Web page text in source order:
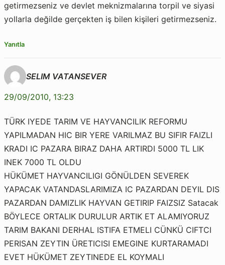
getirmezseniz ve devlet meknizmalarına torpil ve siyasi
yollarla değilde gerçekten iş bilen kişileri getirmezseniz.
Yanıtla
SELIM VATANSEVER
29/09/2010, 13:23
TÜRK IYEDE TARIM VE HAYVANCILIK REFORMU
YAPILMADAN HIC BIR YERE VARILMAZ BU SIFIR FAIZLI
KRADI IC PAZARA BIRAZ DAHA ARTIRDI 5000 TL LIK
INEK 7000 TL OLDU
HÜKÜMET HAYVANCILIGI GÖNÜLDEN SEVEREK
YAPACAK VATANDASLARIMIZA IC PAZARDAN DEYIL DIS
PAZARDAN DAMIZLIK HAYVAN GETIRIP FAIZSIZ Satacak
BÖYLECE ORTALIK DURULUR ARTIK ET ALAMIYORUZ
TARIM BAKANI DERHAL ISTIFA ETMELI CÜNKÜ CIFTCI
PERISAN ZEYTIN ÜRETICISI EMEGINE KURTARAMADI
EVET HÜKÜMET ZEYTINEDE EL KOYMALI